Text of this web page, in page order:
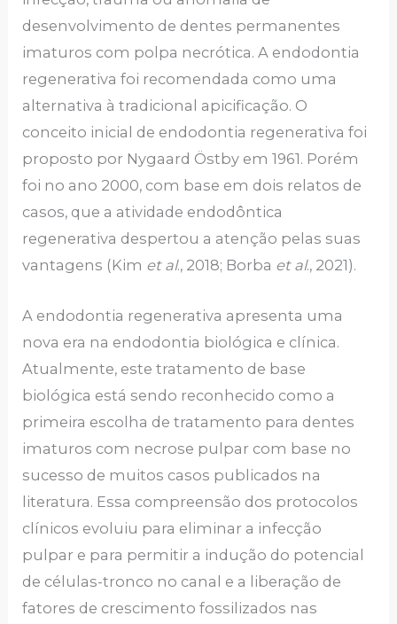
desenvolvimento de dentes permanentes
imaturos com polpa necrótica. A endodontia
regenerativa foi recomendada como uma
alternativa à tradicional apicificação. O
conceito inicial de endodontia regenerativa foi
proposto por Nygaard Östby em 1961. Porém
foi no ano 2000, com base em dois relatos de
casos, que a atividade endodôntica
regenerativa despertou a atenção pelas suas
vantagens (Kim et al., 2018; Borba et al., 2021).
A endodontia regenerativa apresenta uma
nova era na endodontia biológica e clínica.
Atualmente, este tratamento de base
biológica está sendo reconhecido como a
primeira escolha de tratamento para dentes
imaturos com necrose pulpar com base no
sucesso de muitos casos publicados na
literatura. Essa compreensão dos protocolos
clínicos evoluiu para eliminar a infecção
pulpar e para permitir a indução do potencial
de células-tronco no canal e a liberação de
fatores de crescimento fossilizados nas